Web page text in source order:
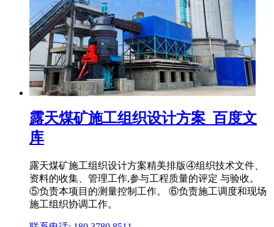
露天煤矿施工组织设计方案_百度文
库
露天煤矿施工组织设计方案精美排版④组织技术文件、
资料的收集、管理工作,参与工程质量的评定 与验收。
⑤负责本项目的测量控制工作。 ⑥负责施工调度和现场
施工组织协调工作。